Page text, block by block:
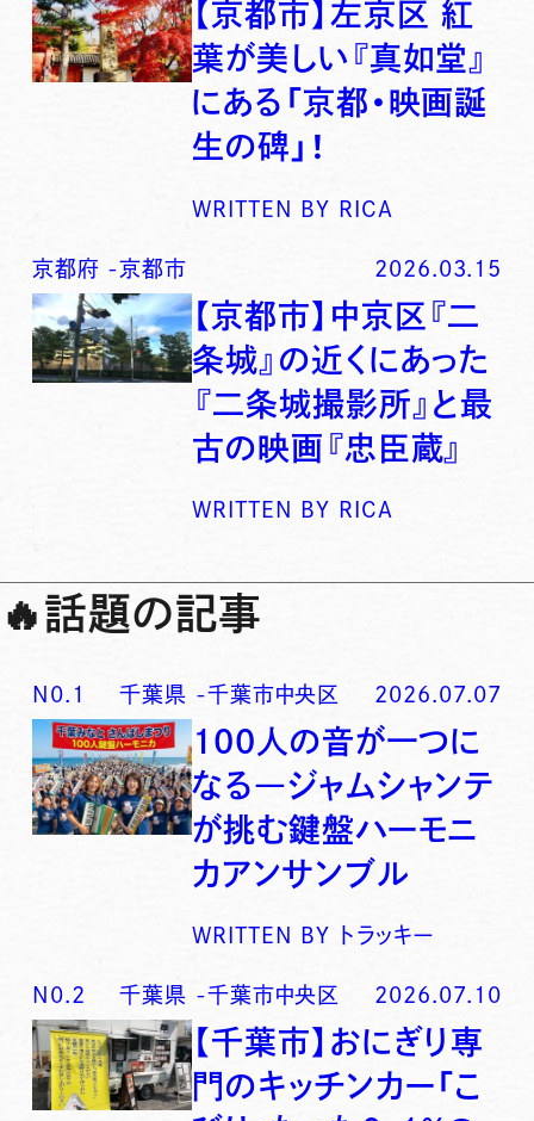
【京都市】左京区 紅
葉が美しい『真如堂』
にある「京都・映画誕
生の碑」！
WRITTEN BY RICA
京都府 -京都市 2026.03.15
【京都市】中京区『二
条城』の近くにあった
『二条城撮影所』と最
古の映画『忠臣蔵』
WRITTEN BY RICA
🔥話題の記事
N0. 1 千葉県 -千葉市中央区 2026.07.07
100人の音が一つに
なる―ジャムシャンテ
が挑む鍵盤ハーモニ
カアンサンブル
WRITTEN BY トラッキー
N0. 2 千葉県 -千葉市中央区 2026.07.10
【千葉市】おにぎり専
門のキッチンカー「こ